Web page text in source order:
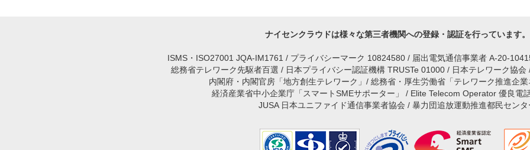
ナイセンクラウドは様々な第三者機関への登録・認証を行っています。
ISMS・ISO27001 JQA-IM1761 / プライバシーマーク 10824580 / 届出電気通信事業者 A-20-
総務省テレワーク先駆者百選 / 日本プライバシー認証機構 TRUSTe 01000 / 日本テレワーク協会
内閣府・内閣官房「地方創生テレワーク」/ 総務省・厚生労働省「テレワーク推進企業
経済産業省中小企業庁「スマートSMEサポーター」 / Elite Telecom Operator 優良電
JUSA 日本ユニファイド通信事業者協会 / 暴力団追放運動推進都民センタ